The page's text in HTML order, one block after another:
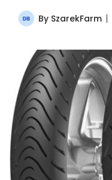
By SzarekFarm